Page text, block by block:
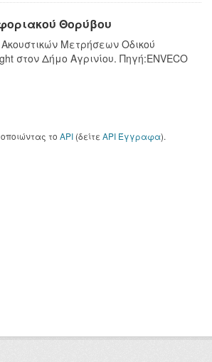
Θορύβου
Μετρήσεων Οδικού
στον Δήμο Αγρινίου. Πηγή:ENVECO
το API (δείτε API Έγγραφα).